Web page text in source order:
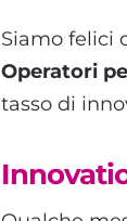
Siamo felici
Operatori
tasso di